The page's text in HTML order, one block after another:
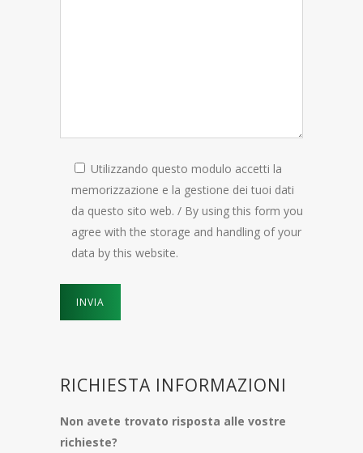
Utilizzando questo modulo accetti la
memorizzazione e la gestione dei tuoi dati
da questo sito web. / By using this form you
agree with the storage and handling of your
data by this website.
RICHIESTA INFORMAZIONI
Non avete trovato risposta alle vostre
richieste?